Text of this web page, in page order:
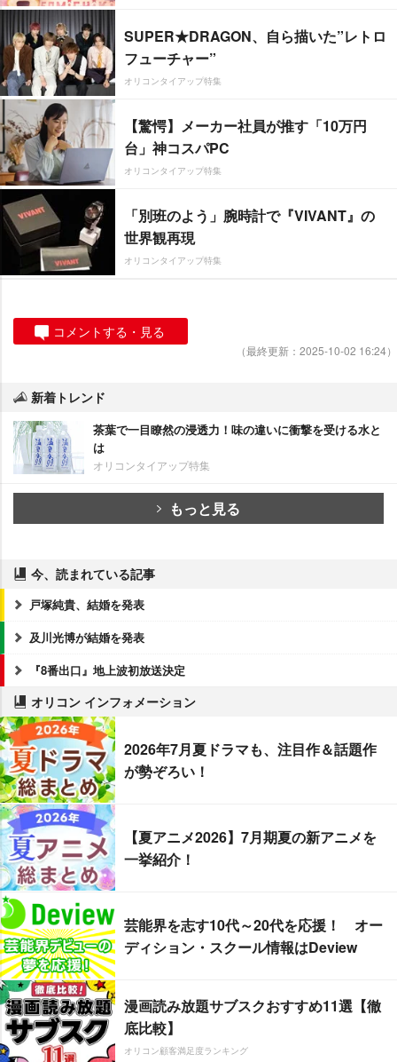
SUPER★DRAGON、自ら描いた”レトロ
フューチャー”
オリコンタイアップ特集
【驚愕】メーカー社員が推す「10万円
台」神コスパPC
オリコンタイアップ特集
「別班のよう」腕時計で『VIVANT』の
世界観再現
オリコンタイアップ特集
コメントする・見る
（最終更新：2025-10-02 16:24）
新着トレンド
茶葉で一目瞭然の浸透力！味の違いに衝撃を受ける水と
は
オリコンタイアップ特集
もっと見る
今、読まれている記事
戸塚純貴、結婚を発表
及川光博が結婚を発表
『8番出口』地上波初放送決定
オリコン インフォメーション
2026年7月夏ドラマも、注目作＆話題作
が勢ぞろい！
【夏アニメ2026】7月期夏の新アニメを
一挙紹介！
芸能界を志す10代～20代を応援！ オー
ディション・スクール情報はDeview
漫画読み放題サブスクおすすめ11選【徹
底比較】
オリコン顧客満足度ランキング